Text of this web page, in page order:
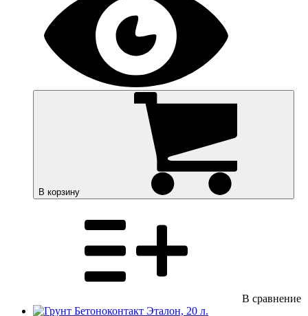
В корзину
В сравнение